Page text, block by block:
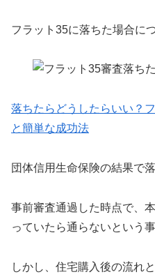
フラット35に落ちた場合に
落ちたらどうしたらいい？
と簡単な成功法
団体信用生命保険の結果で
事前審査通過した時点で、
っていたら通らないという事
しかし、住宅購入後の流れ